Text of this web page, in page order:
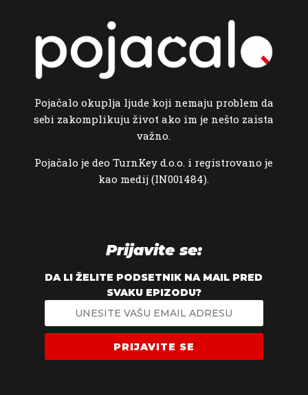
Pojačalo okuplja ljude koji nemaju problem da
sebi zakomplikuju život ako im je nešto zaista
važno.
Pojačalo je deo TurnKey d.o.o. i registrovano je
kao medij (IN001484).
Prijavite se:
DA LI ŽELITE PODSETNIK NA MAIL PRED
SVAKU EPIZODU?
PRIJAVITE SE